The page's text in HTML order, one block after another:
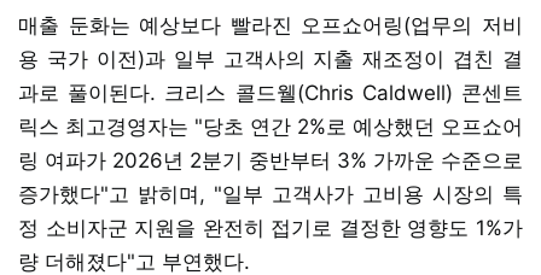
매출 둔화는 예상보다 빨라진 오프쇼어링(업무의 저비
용 국가 이전)과 일부 고객사의 지출 재조정이 겹친 결
과로 풀이된다. 크리스 콜드웰(Chris Caldwell) 콘센트
릭스 최고경영자는 "당초 연간 2%로 예상했던 오프쇼어
링 여파가 2026년 2분기 중반부터 3% 가까운 수준으로
증가했다"고 밝히며, "일부 고객사가 고비용 시장의 특
정 소비자군 지원을 완전히 접기로 결정한 영향도 1%가
량 더해졌다"고 부연했다.